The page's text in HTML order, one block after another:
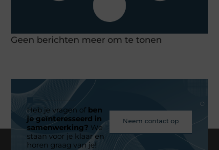
Geen berichten meer om te tonen
Heb je vragen ofben
je geïnteresseerd in
samenwerking? We
staan voor je klaar en
horen graag van je!
Neem contact op